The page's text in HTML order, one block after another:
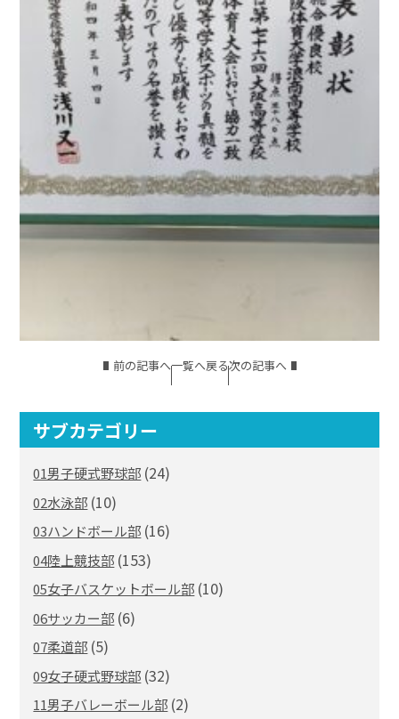
前の記事へ一覧へ戻る次の記事へ
サブカテゴリー
01男子硬式野球部 (24)
02水泳部 (10)
03ハンドボール部 (16)
04陸上競技部 (153)
05女子バスケットボール部 (10)
06サッカー部 (6)
07柔道部 (5)
09女子硬式野球部 (32)
11男子バレーボール部 (2)